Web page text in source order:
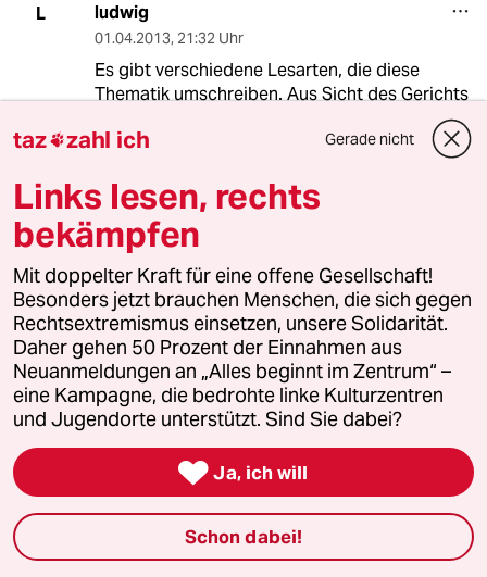
L ludwig
01.04.2013, 21:32 Uhr
Es gibt verschiedene Lesarten, die diese
Thematik umschreiben. Aus Sicht des Gerichts
mögliches Revisionsverfahren ausschalten und
dazu gehört auch, dass das Gericht bei seiner
Entscheidung bleibt, türkischen
Medienvertreter und türkischen
Regierungsangehörigen keine Sonderrechte zu
gewähren. Sollte das Gericht im Nachhinein
etwas am Akkreditierungsverfahren ändern,
wäre es eventuell ein Grund gegen eine
mögliche Verurteilung in Revision zu gehen.
Es ist nachvollziehbar, dass türkische Medien
und auch Regierungsvertreter enttäuscht sind,
aber es ist falsch sich an die deutsche
Regierung zu wenden. Exekutive und
Judikative sind getrennt, sodass die deutsche
Regierung keinen Einfluss auf die Entscheidung
des Gerichts hat. Das muss in Richtung
türkischen Forderungen stärker betont
taz zahl ich Gerade nicht
Links lesen, rechts
bekämpfen
Mit doppelter Kraft für eine offene Gesellschaft!
Besonders jetzt brauchen Menschen, die sich gegen
Rechtsextremismus einsetzen, unsere Solidarität.
Daher gehen 50 Prozent der Einnahmen aus
Neuanmeldungen an „Alles beginnt im Zentrum“ –
eine Kampagne, die bedrohte linke Kulturzentren
und Jugendorte unterstützt. Sind Sie dabei?
 Ja, ich will
Schon dabei!